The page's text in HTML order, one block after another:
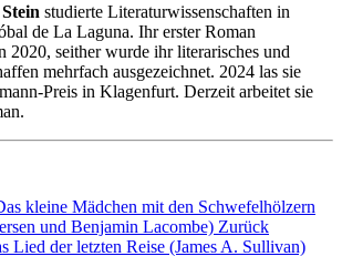
studierte Literaturwissenschaften in
de La Laguna. Ihr erster Roman
2020, seither wurde ihr literarisches und
mehrfach ausgezeichnet. 2024 las sie
Preis in Klagenfurt. Derzeit arbeitet sie
kleine Mädchen mit den Schwefelhölzern
und Benjamin Lacombe) Zurück
Lied der letzten Reise (James A. Sullivan)